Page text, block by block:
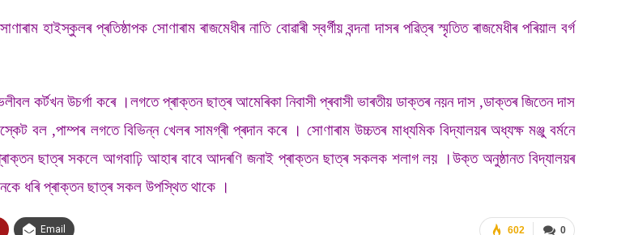
হাইস্কুলৰ প্ৰতিষ্ঠাপক সোণাৰাম ৰাজমেধীৰ নাতি বোৱাৰী স্বৰ্গীয় বন্দনা দাসৰ পৱিত্ৰ স্মৃতিত ৰাজমেধীৰ পৰিয়াল বৰ্গ
কৰ্টখন উচৰ্গা কৰে ।লগতে প্ৰাক্তন ছাত্ৰ আমেৰিকা নিবাসী প্ৰবাসী ভাৰতীয় ডাক্তৰ নয়ন দাস ,ডাক্তৰ জিতেন দাস
বল ,পাম্পৰ লগতে বিভিন্ন খেলৰ সামগ্ৰী প্ৰদান কৰে ।সোণাৰাম উচ্চতৰ মাধ্যমিক বিদ্যালয়ৰ অধ্যক্ষ মঞ্জু বৰ্মনে
প্ৰাক্তন ছাত্ৰ সকলে আগবাঢ়ি আহাৰ বাবে আদৰণি জনাই প্ৰাক্তন ছাত্ৰ সকলক শলাগ লয় ।উক্ত অনুষ্ঠানত বিদ্যালয়ৰ
ধৰি প্ৰাক্তন ছাত্ৰ সকল উপস্থিত থাকে ।
0
602
Email